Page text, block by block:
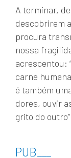
A terminar,
descobrirem
procura
nossa
acrescentou:
carne
é também
dores, ouvir
grito do
PUB